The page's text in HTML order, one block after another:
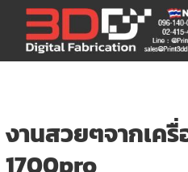
content
3DD DIGITAL
เครื่องพิมพ์3มิติ สแกนเ
เลเซอร์
งานสวยๆจากเค